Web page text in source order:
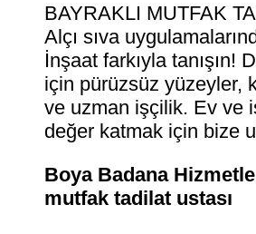
BAYRAKLI MUTFAK
Alçı sıva
İnşaat farkıyla tanışın!
için pürüzsüz yüzeyler,
ve uzman işçilik. Ev ve
değer katmak için bize
Boya Badana
mutfak tadilat ustası